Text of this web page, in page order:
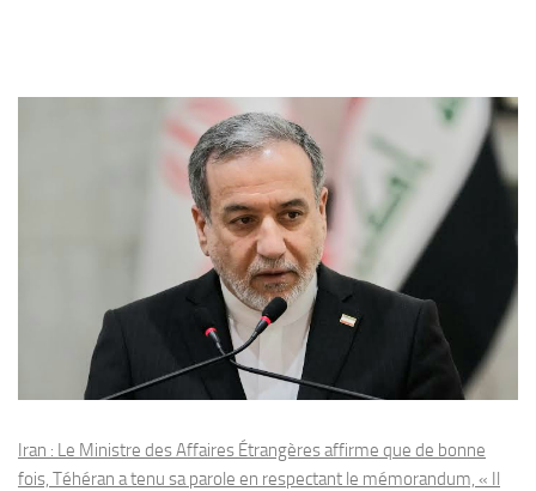
Iran : Le Ministre des Affaires Étrangères affirme que de bonne
fois, Téhéran a tenu sa parole en respectant le mémorandum, « Il